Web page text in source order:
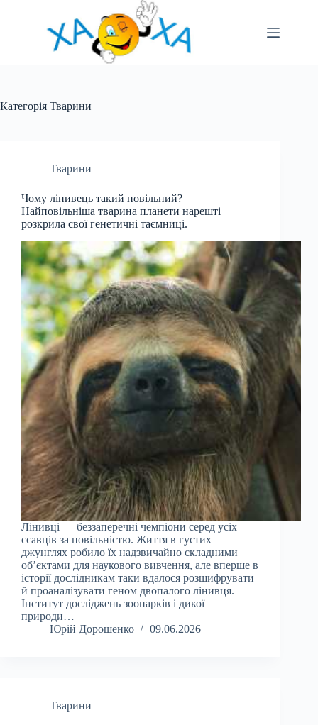
Категорія Тварини
Тварини
Чому лінивець такий повільний?
Найповільніша тварина планети нарешті
розкрила свої генетичні таємниці.
Лінивці — беззаперечні чемпіони серед усіх
ссавців за повільністю. Життя в густих
джунглях робило їх надзвичайно складними
об’єктами для наукового вивчення, але вперше в
історії дослідникам таки вдалося розшифрувати
й проаналізувати геном двопалого лінивця.
Інститут досліджень зоопарків і дикої
природи…
Юрій Дорошенко
09.06.2026
Тварини